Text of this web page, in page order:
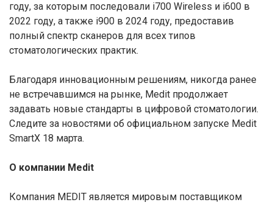
году, за которым последовали i700 Wireless и i600 в
2022 году, а также i900 в 2024 году, предоставив
полный спектр сканеров для всех типов
стоматологических практик.
Благодаря инновационным решениям, никогда ранее
не встречавшимся на рынке, Medit продолжает
задавать новые стандарты в цифровой стоматологии.
Следите за новостями об официальном запуске Medit
SmartX 18 марта.
О компании Medit
Компания MEDIT является мировым поставщиком